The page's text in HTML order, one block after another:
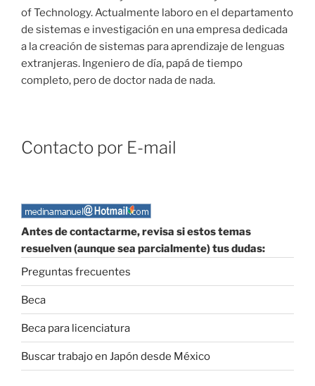
of Technology. Actualmente laboro en el departamento
de sistemas e investigación en una empresa dedicada
a la creación de sistemas para aprendizaje de lenguas
extranjeras. Ingeniero de día, papá de tiempo
completo, pero de doctor nada de nada.
Contacto por E-mail
Antes de contactarme, revisa si estos temas
resuelven (aunque sea parcialmente) tus dudas:
Preguntas frecuentes
Beca
Beca para licenciatura
Buscar trabajo en Japón desde México